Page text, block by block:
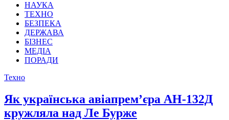
НАУКА
ТЕХНО
БЕЗПЕКА
ДЕРЖАВА
БІЗНЕС
МЕДІА
ПОРАДИ
Техно
Як українська авіапрем’єра АН-132Д
кружляла над Ле Бурже